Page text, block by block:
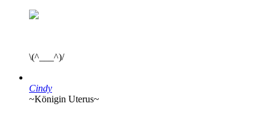
\(^___^)/
Cindy
~Königin Uterus~